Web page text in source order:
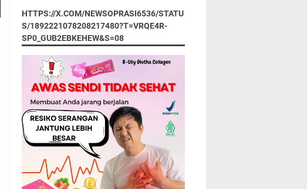
HTTPS://X.COM/NEWSOPRASI6536/STATU
S/1892221078208217480?T=VRQE4R-
SP0_GUB2EBKEHEW&S=08